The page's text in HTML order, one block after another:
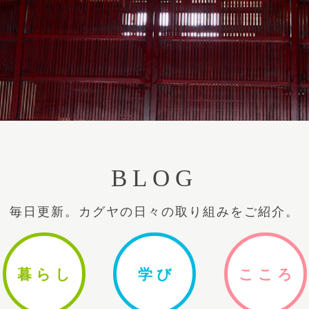
BLOG
毎日更新。カグヤの日々の取り組みをご紹介。
暮ら し 学 び ここ ろ